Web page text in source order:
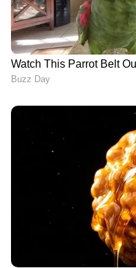
കരുതിയാണ്
ചെയ്തതെന്ന്
സംഭവത്തിൽ
കൊലക്കുറ്റത്തിന്
സംഘങ്ങളെ